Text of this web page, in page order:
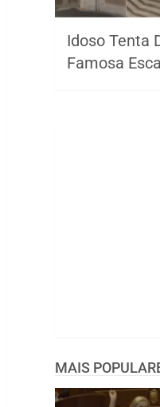
Idoso Tenta
Famosa
MAIS